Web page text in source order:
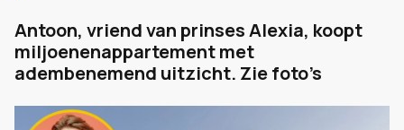
Antoon, vriend van prinses Alexia, koopt
miljoenenappartement met
adembenemend uitzicht. Zie foto’s